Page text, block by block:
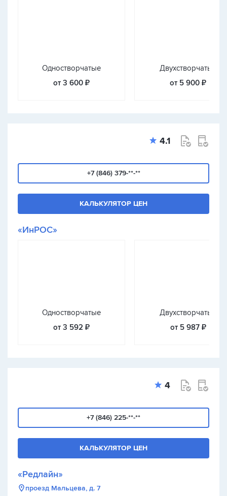
Одностворчатые
от 3 600 ₽
Двухстворчатые
от 5 900 ₽
4.1
+7 (846) 379-**-**
КАЛЬКУЛЯТОР ЦЕН
«ИнРОС»
Одностворчатые
от 3 592 ₽
Двухстворчатые
от 5 987 ₽
4
+7 (846) 225-**-**
КАЛЬКУЛЯТОР ЦЕН
«Редлайн»
проезд Мальцева, д. 7